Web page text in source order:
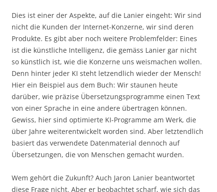
Dies ist einer der Aspekte, auf die Lanier eingeht: Wir sind
nicht die Kunden der Internet-Konzerne, wir sind deren
Produkte. Es gibt aber noch weitere Problemfelder: Eines
ist die künstliche Intelligenz, die gemäss Lanier gar nicht
so künstlich ist, wie die Konzerne uns weismachen wollen.
Denn hinter jeder KI steht letzendlich wieder der Mensch!
Hier ein Beispiel aus dem Buch: Wir staunen heute
darüber, wie präzise Übersetzungsprogramme einen Text
von einer Sprache in eine andere übertragen können.
Gewiss, hier sind optimierte KI-Programme am Werk, die
über Jahre weiterentwickelt worden sind. Aber letztendlich
basiert das verwendete Datenmaterial dennoch auf
Übersetzungen, die von Menschen gemacht wurden.
Wem gehört die Zukunft? Auch Jaron Lanier beantwortet
diese Frage nicht. Aber er beobachtet scharf, wie sich das